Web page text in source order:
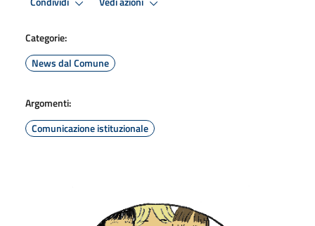
Categorie:
News dal Comune
Argomenti:
Comunicazione istituzionale